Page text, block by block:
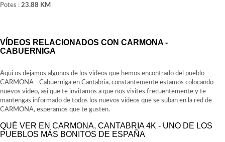
Potes : 23.88 KM
VÍDEOS RELACIONADOS CON CARMONA -
CABUERNIGA
Aqui os dejamos algunos de los videos que hemos encontrado del pueblo
CARMONA - Cabuerniga en Cantabria, constantemente estamos colocando
nuevos video, asi que te invitamos a que nos visites frecuentemente y te
mantengas informado de todos los nuevos videos que se suban en la red de
CARMONA, esperamos que te gusten.
QUÉ VER EN CARMONA, CANTABRIA 4K - UNO DE LOS
PUEBLOS MÁS BONITOS DE ESPAÑA